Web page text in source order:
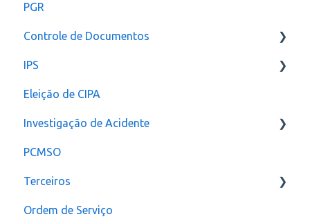
PGR
Controle de Documentos
Notificação
IPS
Configurações
Eleição de CIPA
Investigação de Acidente
Configuração
PCMSO
Terceiros
Usuário
Ordem de Serviço